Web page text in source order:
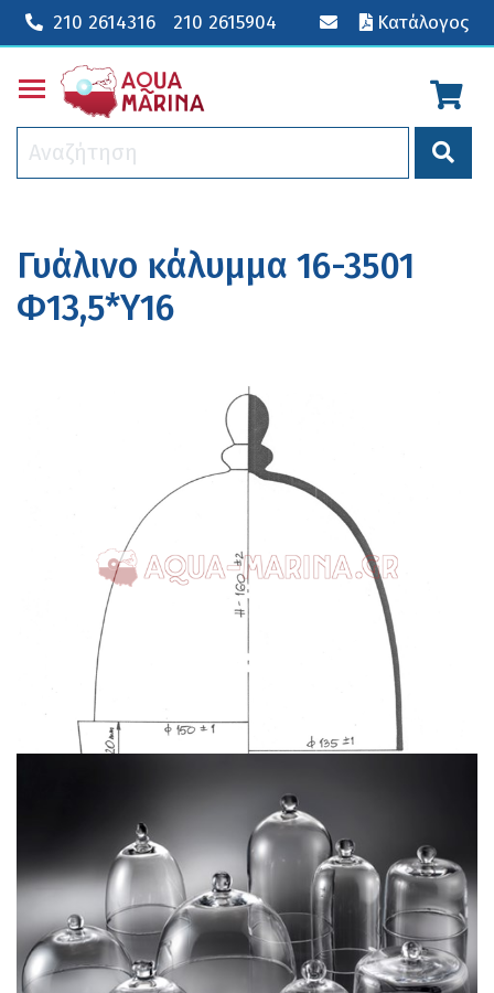
210 2614316 210 2615904 Κατάλογος
Toggle main menu visibility
Γυάλινο κάλυμμα 16-3501
Φ13,5*Υ16